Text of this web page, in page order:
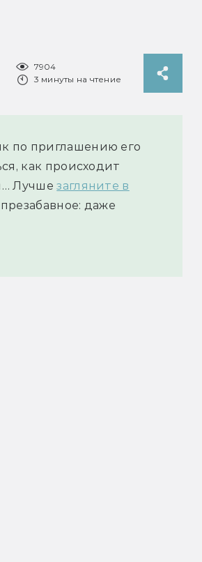
7904
3 минуты на чтение
по приглашению его
как происходит
Лучшезагляните в
даже